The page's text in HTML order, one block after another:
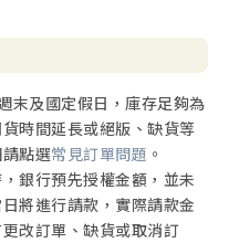
末及國定假日，庫存足夠為
時間延長或絕版、缺貨等
點選常見訂單問題 。
銀行預先授權金額，並未
將進行請款，實際請款金
改訂單、缺貨或取消訂